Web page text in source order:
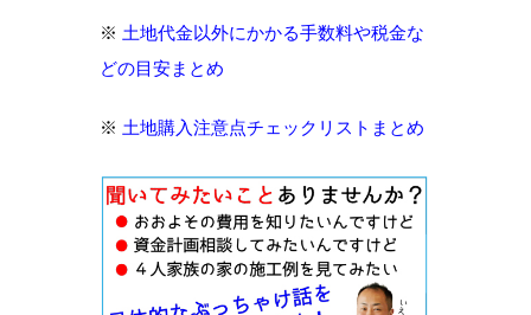
※ 土地代金以外にかかる手数料や税金な
どの目安まとめ
※ 土地購入注意点チェックリストまとめ